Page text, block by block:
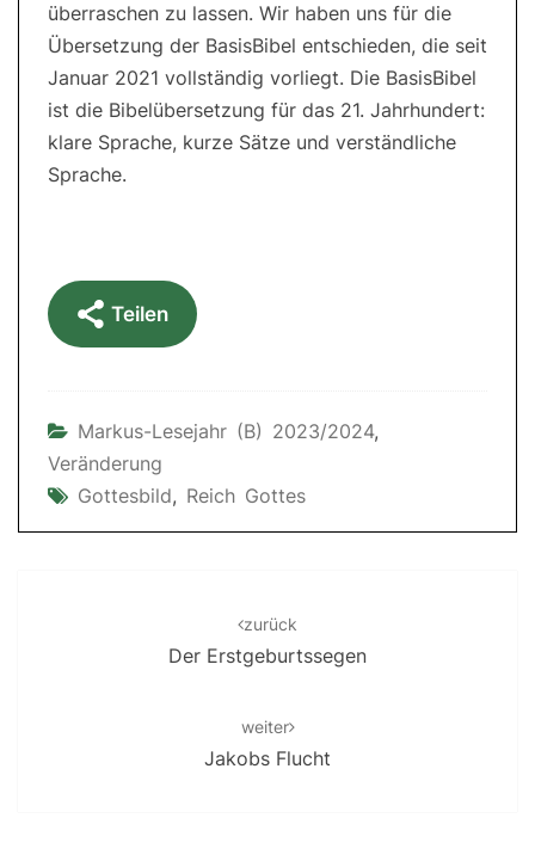
überraschen zu lassen. Wir haben uns für die
Übersetzung der BasisBibel entschieden, die seit
Januar 2021 vollständig vorliegt. Die BasisBibel
ist die Bibelübersetzung für das 21. Jahrhundert:
klare Sprache, kurze Sätze und verständliche
Sprache.
Teilen
Markus-Lesejahr (B) 2023/2024,
Veränderung
Gottesbild, Reich Gottes
zurück
Der Erstgeburtssegen
weiter
Jakobs Flucht